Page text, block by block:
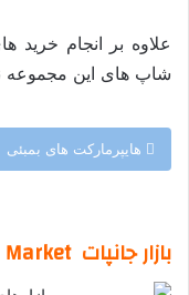
علاوه بر انجام خرید
شاپ های این مجموعه
هایپرمارکت های بمبئی
بازار جانپات Janpath Market